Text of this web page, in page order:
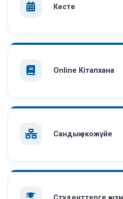
Кесте
Online Кітапхана
Сандық экожүйе